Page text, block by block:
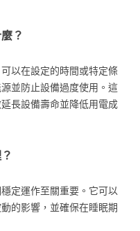
？
以在設定的時間或特定條
並防止設備過度使用。這
長設備壽命並降低用電成
定運作至關重要。它可以
的影響，並確保在睡眠期